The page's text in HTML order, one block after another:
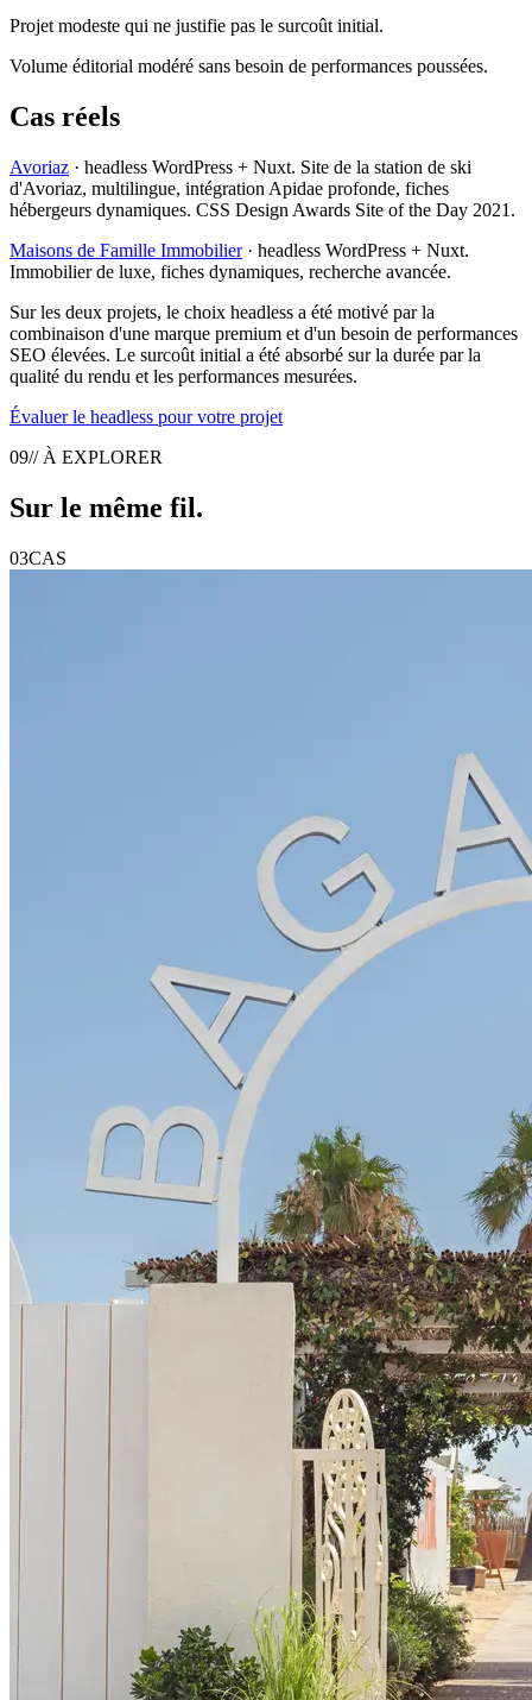
Projet modeste qui ne justifie pas le surcoût initial.
Volume éditorial modéré sans besoin de performances poussées.
Cas réels
Avoriaz · headless WordPress + Nuxt. Site de la station de ski
d'Avoriaz, multilingue, intégration Apidae profonde, fiches
hébergeurs dynamiques. CSS Design Awards Site of the Day 2021.
Maisons de Famille Immobilier· headless WordPress + Nuxt.
Immobilier de luxe, fiches dynamiques, recherche avancée.
Sur les deux projets, le choix headless a été motivé par la
combinaison d'une marque premium et d'un besoin de performances
SEO élevées. Le surcoût initial a été absorbé sur la durée par la
qualité du rendu et les performances mesurées.
Évaluer le headless pour votre projet
09// À EXPLORER
Sur le même fil.
03CAS